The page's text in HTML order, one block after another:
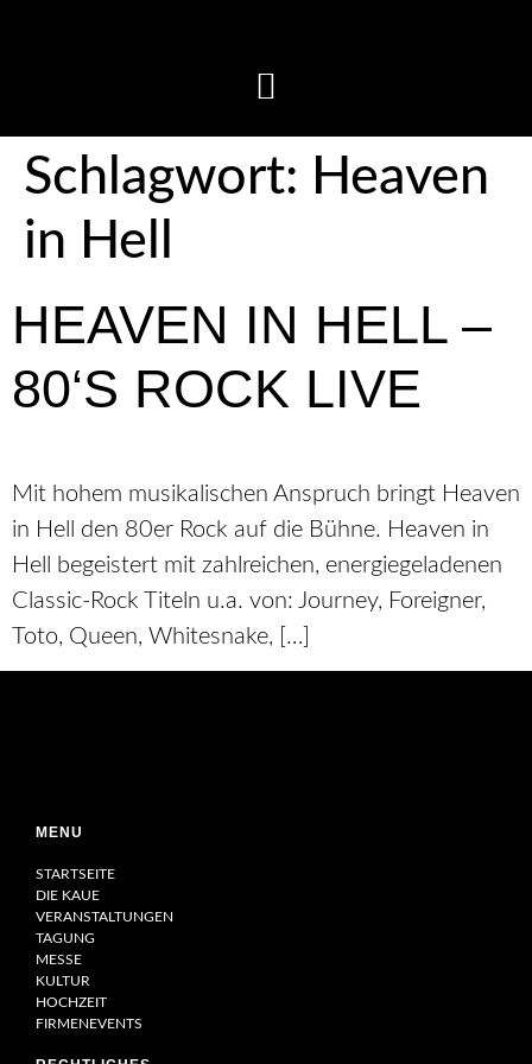
Schlagwort: Heaven
in Hell
HEAVEN IN HELL –
80‘S ROCK LIVE
Mit hohem musikalischen Anspruch bringt Heaven
in Hell den 80er Rock auf die Bühne. Heaven in
Hell begeistert mit zahlreichen, energiegeladenen
Classic-Rock Titeln u.a. von: Journey, Foreigner,
Toto, Queen, Whitesnake, […]
MENU
STARTSEITE
DIE KAUE
VERANSTALTUNGEN
TAGUNG
MESSE
KULTUR
HOCHZEIT
FIRMENEVENTS